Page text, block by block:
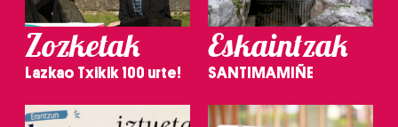
Zozketak
Lazkao Txikik 100 urte!
Eskaintzak
SANTIMAMIÑE